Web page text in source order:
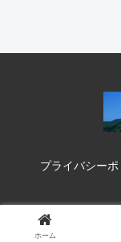
プライバシーポ
© 2020 来
ホーム